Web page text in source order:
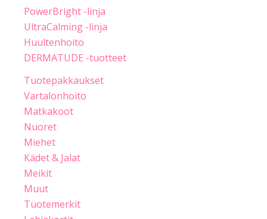
PowerBright -linja
UltraCalming -linja
Huultenhoito
DERMATUDE -tuotteet
Tuotepakkaukset
Vartalonhoito
Matkakoot
Nuoret
Miehet
Kädet & Jalat
Meikit
Muut
Tuotemerkit